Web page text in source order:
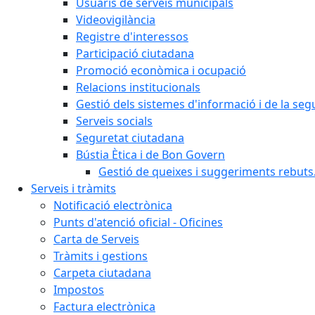
Videovigilància
Registre d'interessos
Participació ciutadana
Promoció econòmica i ocupació
Relacions institucionals
Gestió dels sistemes d'informació i de la
Serveis socials
Seguretat ciutadana
Bústia Ètica i de Bon Govern
Gestió de queixes i suggeriments rebuts.
Serveis i tràmits
Notificació electrònica
Punts d'atenció oficial - Oficines
Carta de Serveis
Tràmits i gestions
Carpeta ciutadana
Impostos
Factura electrònica